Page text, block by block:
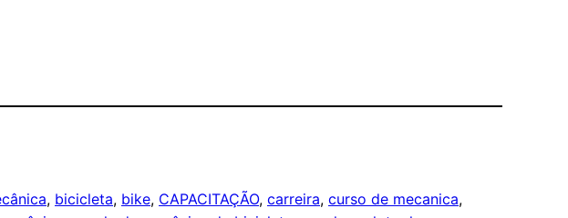
, bicicleta, bike, CAPACITAÇÃO, carreira, curso de mecanica